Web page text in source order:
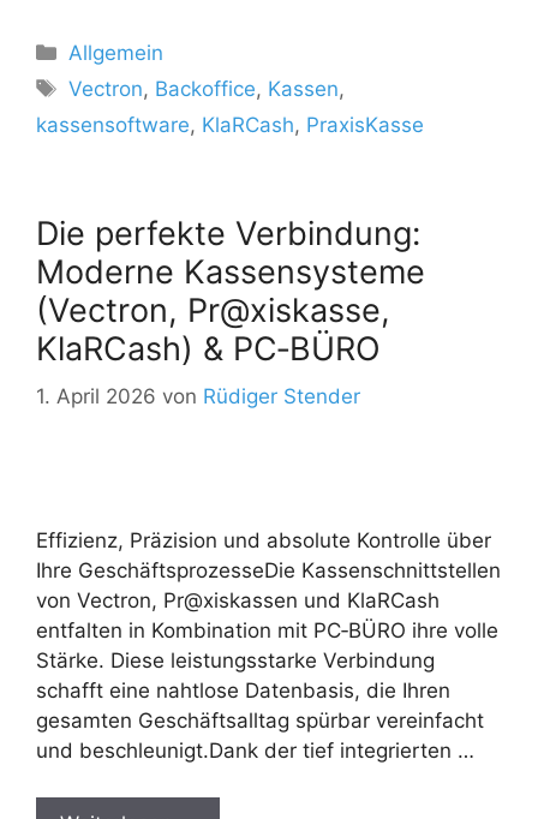
Kategorien
Allgemein
Schlagwörter
Vectron, Backoffice, Kassen,
kassensoftware, KlaRCash, PraxisKasse
Die perfekte Verbindung:
Moderne Kassensysteme
(Vectron, Pr@xiskasse,
KlaRCash) & PC‑BÜRO
1. April 2026 von Rüdiger Stender
Effizienz, Präzision und absolute Kontrolle über
Ihre GeschäftsprozesseDie Kassenschnittstellen
von Vectron, Pr@xiskassen und KlaRCash
entfalten in Kombination mit PC‑BÜRO ihre volle
Stärke. Diese leistungsstarke Verbindung
schafft eine nahtlose Datenbasis, die Ihren
gesamten Geschäftsalltag spürbar vereinfacht
und beschleunigt.Dank der tief integrierten …